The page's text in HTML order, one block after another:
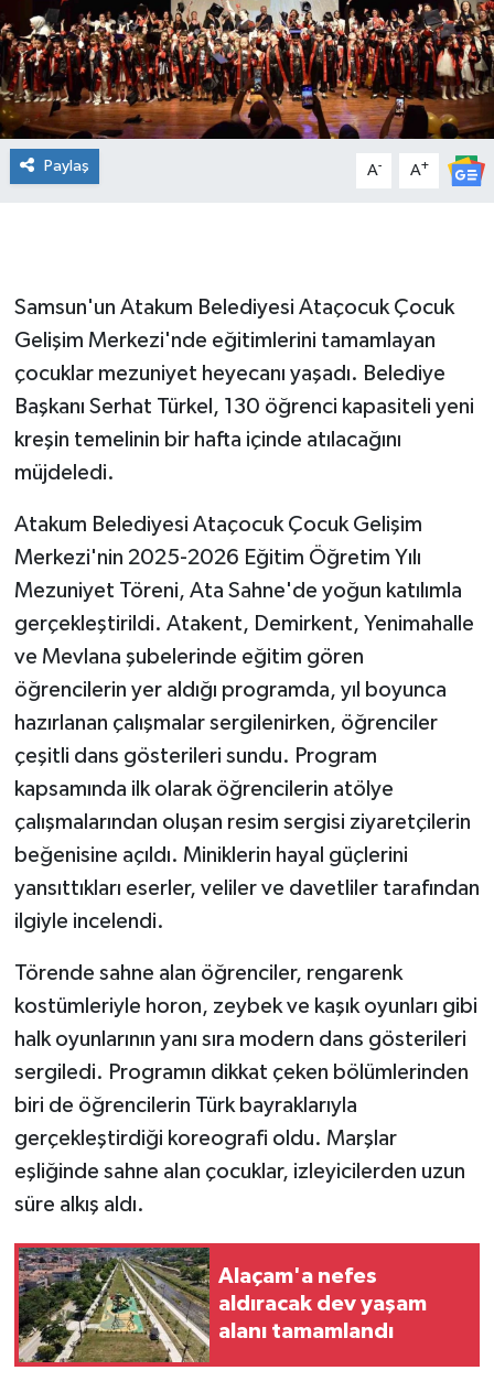
Paylaş A- A+
Samsun'un Atakum Belediyesi Ataçocuk Çocuk
Gelişim Merkezi'nde eğitimlerini tamamlayan
çocuklar mezuniyet heyecanı yaşadı. Belediye
Başkanı Serhat Türkel, 130 öğrenci kapasiteli yeni
kreşin temelinin bir hafta içinde atılacağını
müjdeledi.
Atakum Belediyesi Ataçocuk Çocuk Gelişim
Merkezi'nin 2025-2026 Eğitim Öğretim Yılı
Mezuniyet Töreni, Ata Sahne'de yoğun katılımla
gerçekleştirildi. Atakent, Demirkent, Yenimahalle
ve Mevlana şubelerinde eğitim gören
öğrencilerin yer aldığı programda, yıl boyunca
hazırlanan çalışmalar sergilenirken, öğrenciler
çeşitli dans gösterileri sundu. Program
kapsamında ilk olarak öğrencilerin atölye
çalışmalarından oluşan resim sergisi ziyaretçilerin
beğenisine açıldı. Miniklerin hayal güçlerini
yansıttıkları eserler, veliler ve davetliler tarafından
ilgiyle incelendi.
Törende sahne alan öğrenciler, rengarenk
kostümleriyle horon, zeybek ve kaşık oyunları gibi
halk oyunlarının yanı sıra modern dans gösterileri
sergiledi. Programın dikkat çeken bölümlerinden
biri de öğrencilerin Türk bayraklarıyla
gerçekleştirdiği koreografi oldu. Marşlar
eşliğinde sahne alan çocuklar, izleyicilerden uzun
süre alkış aldı.
Alaçam'a nefes
aldıracak dev yaşam
alanı tamamlandı